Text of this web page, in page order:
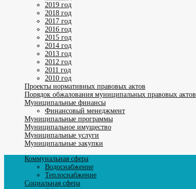
2019 год
2018 год
2017 год
2016 год
2015 год
2014 год
2013 год
2012 год
2011 год
2010 год
Проекты нормативных правовых актов
Порядок обжалования муниципальных правовых актов
Муниципальные финансы
Финансовый менеджмент
Муниципальные программы
Муниципальное имущество
Муниципальные услуги
Муниципальные закупки
Коммунальная сфера
Водоснабжение
Теплоснабжение
Социальная сфера